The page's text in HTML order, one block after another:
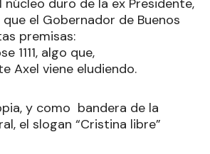
núcleo duro de la ex Presidente,
el Gobernador de Buenos
premisas:
1111, algo que,
Axel viene eludiendo.
y como bandera de la
el slogan “Cristina libre”